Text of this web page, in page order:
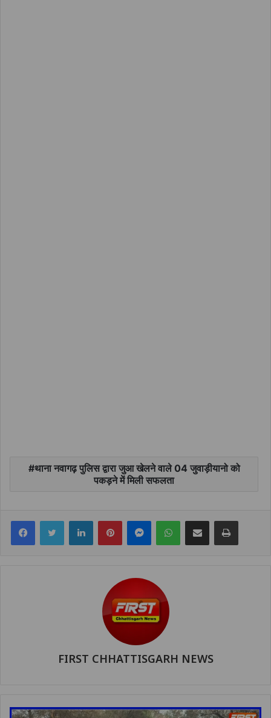
थाना नवागढ़ पुलिस द्वारा जुआ खेलने वाले 04 जुवाड़ीयानो को
पकड़ने में मिली सफलता
FacebookTwitter LinkedInPinterestMessengerWhatsAppShare via Email Print
FIRST CHHATTISGARH NEWS